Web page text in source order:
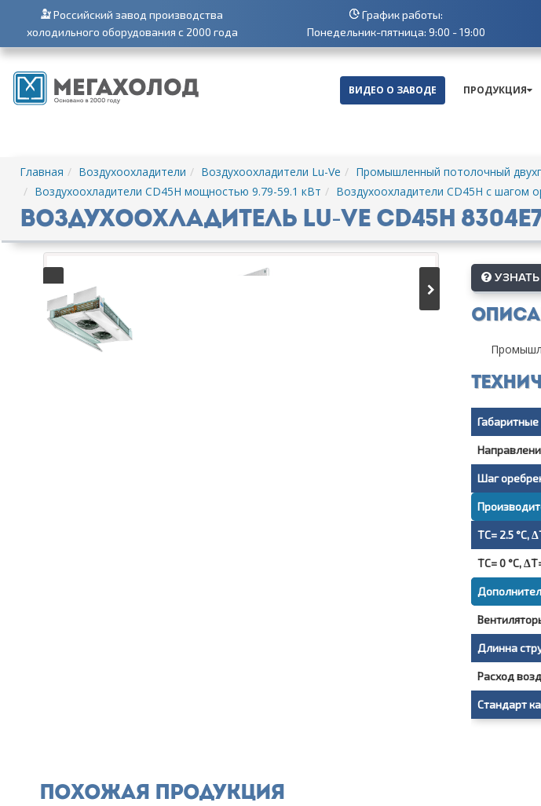
Российский завод производства
холодильного оборудования с 2000 года
График работы:
Понедельник-пятница: 9:00 - 19:00
ВИДЕО О ЗАВОДЕ ПРОДУКЦИЯ
Главная Воздухоохладители Воздухоохладители Lu-Ve
Промышленный потолочный
Воздухоохладители CD45H мощностью 9.79-59.1 кВт
Воздухоохладители CD45H с шагом
Воздухоохладитель Lu-Ve CD45H
Шаг
TC= 2.5 °C,
TC= 0 °C,
Длинна
Расход
Стандарт
Похожая продукция